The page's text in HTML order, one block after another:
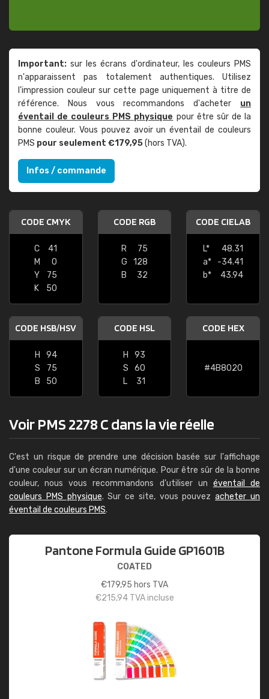
Important: sur les écrans d'ordinateur, les couleurs PMS
n'apparaissent pas totalement authentiques. Utilisez
l'impression couleur sur cette page uniquement à titre de
référence. Nous vous recommandons d'acheter un
éventail de couleurs PMS physique pour être sûr de la
bonne couleur. Vous pouvez avoir un éventail de couleurs
PMS pour seulement €179,95(hors TVA).
Infos / commande
CODE CMYK
C
41
M
0
Y
75
K
50
CODE RGB
R
75
G
128
B
32
CODE CIELAB
L*
48.31
a*
-34.41
b*
43.94
CODE HSB/HSV
H
94
S
75
B
50
CODE HSL
H
93
S
60
L
31
CODE HEX
#4B8020
Voir PMS 2278 C dans la vie réelle
C'est un risque de prendre une décision basée sur l'affichage
d'une couleur sur un écran numérique. Pour être sûr de la bonne
couleur, nous vous recommandons d'utiliser un éventail de
couleurs PMS physique. Sur ce site, vous pouvezacheter un
éventail de couleurs PMS.
Pantone Formula Guide GP1601B
COATED
€179,95 hors TVA
€215,94TVA incluse